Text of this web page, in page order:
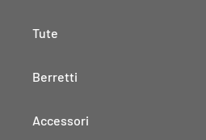
Tute
Berretti
Accessori